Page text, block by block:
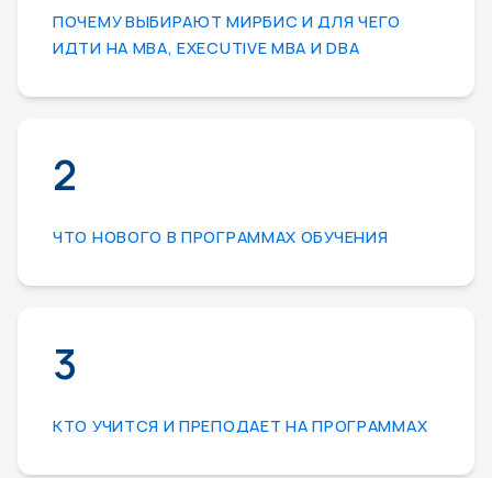
ПОЧЕМУ ВЫБИРАЮТ МИРБИС И ДЛЯ ЧЕГО
ИДТИ НА МВА, EXECUTIVE MBA И DBA
2
ЧТО НОВОГО В ПРОГРАММАХ ОБУЧЕНИЯ
3
КТО УЧИТСЯ И ПРЕПОДАЕТ НА ПРОГРАММАХ